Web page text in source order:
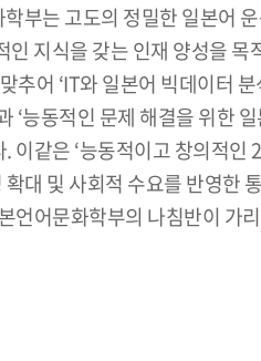
부는 고도의 정밀한 일본어
지식을 갖는 인재 양성을 목
어 ‘IT와 일본어 빅데이터
능동적인 문제 해결을 위한
이같은 ‘능동적이고 창의적인
대 및 사회적 수요를 반영한
언어문화학부의 나침반이 가